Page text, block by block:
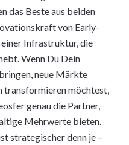
das Beste aus beiden
von Early-
Infrastruktur, die
Wenn Du Dein
neue Märkte
transformieren möchtest,
genau die Partner,
Mehrwerte bieten.
strategischer denn je –